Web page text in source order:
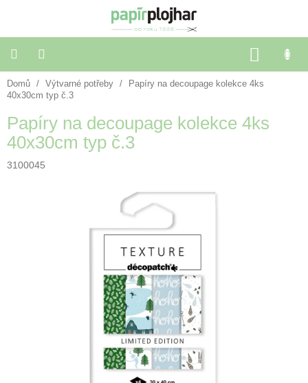
KOŠÍK
Balení
dárků
Dekorace
a
doplňky
Domů / Výtvarné potřeby /
Papíry na decoupage kolekce 4ks
40x30cm typ č.3
Papíry na decoupage kolekce 4ks
40x30cm typ č.3
3100045